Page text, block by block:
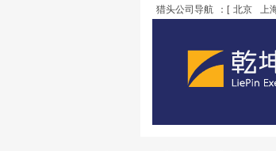
猎头公司导航 ：[ 北京 上